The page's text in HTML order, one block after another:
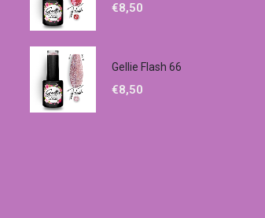
€8,50
Gellie Flash 66
€8,50